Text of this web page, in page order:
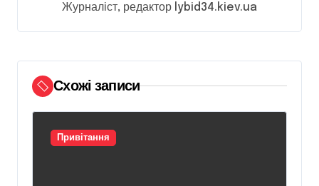
с
і
в
Журналіст, редактор lybid34.kiev.ua
Схожі записи
Привітання